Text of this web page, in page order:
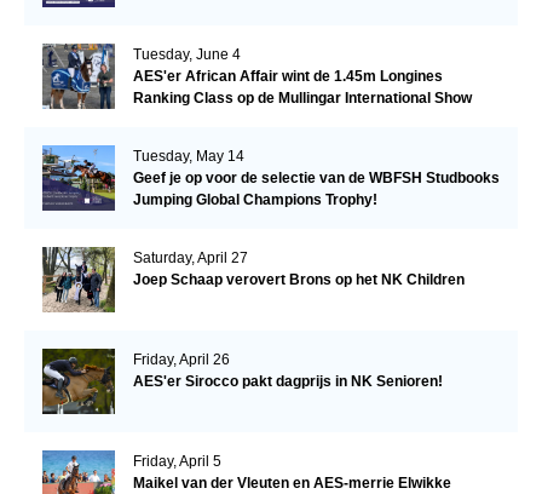
Tuesday, June 4
AES'er African Affair wint de 1.45m Longines
Ranking Class op de Mullingar International Show
Tuesday, May 14
Geef je op voor de selectie van de WBFSH Studbooks
Jumping Global Champions Trophy!
Saturday, April 27
Joep Schaap verovert Brons op het NK Children
Friday, April 26
AES'er Sirocco pakt dagprijs in NK Senioren!
Friday, April 5
Maikel van der Vleuten en AES-merrie Elwikke